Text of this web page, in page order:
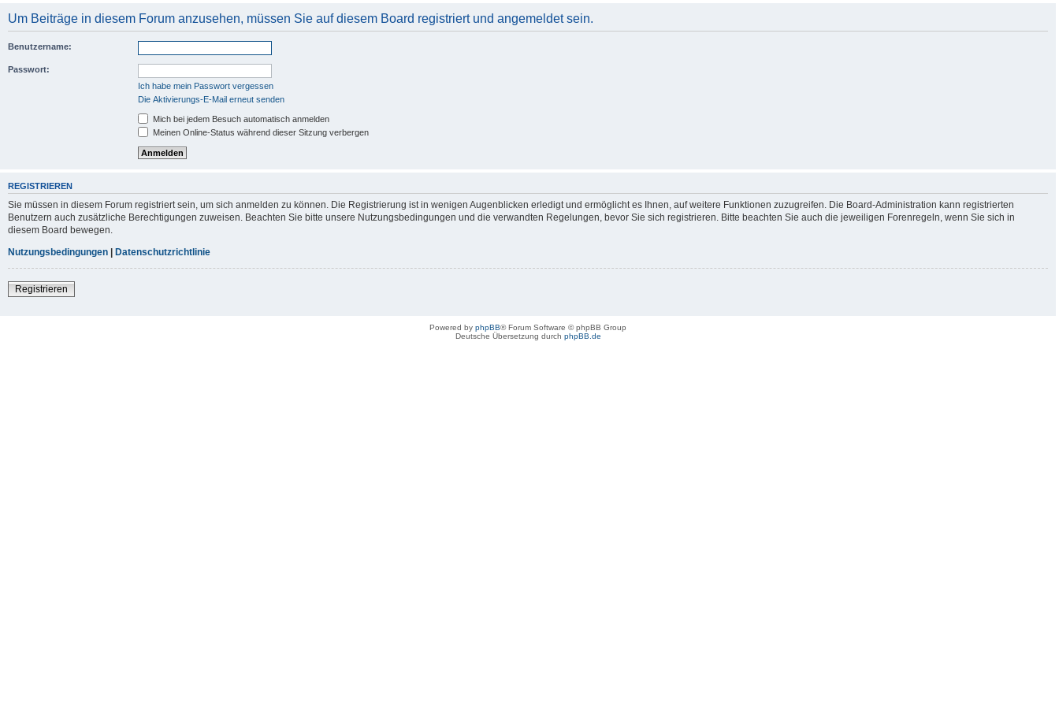
Um Beiträge in diesem Forum anzusehen, müssen Sie auf diesem Board registriert und angemeldet sein.
Benutzername:
Passwort:
Ich habe mein Passwort vergessen
Die Aktivierungs-E-Mail erneut senden
Mich bei jedem Besuch automatisch anmelden
Meinen Online-Status während dieser Sitzung verbergen
REGISTRIEREN
Sie müssen in diesem Forum registriert sein, um sich anmelden zu können. Die Registrierung ist in wenigen Augenblicken erledigt und ermöglicht es Ihnen, auf weitere Funktionen zuzugreifen. Die Board-Administration kann registrierten
Benutzern auch zusätzliche Berechtigungen zuweisen. Beachten Sie bitte unsere Nutzungsbedingungen und die verwandten Regelungen, bevor Sie sich registrieren. Bitte beachten Sie auch die jeweiligen Forenregeln, wenn Sie sich in
diesem Board bewegen.
Nutzungsbedingungen | Datenschutzrichtlinie
Registrieren
Powered by phpBB® Forum Software © phpBB Group
Deutsche Übersetzung durch phpBB.de